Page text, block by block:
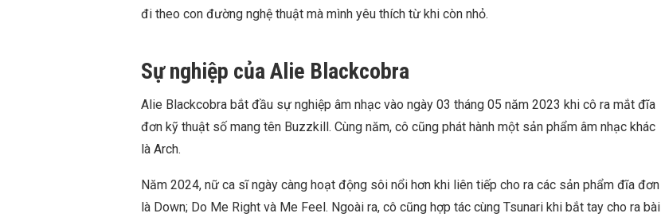
đi theo con đường nghệ thuật mà mình yêu thích từ khi còn nhỏ.
Sự nghiệp của Alie Blackcobra
Alie Blackcobra bắt đầu sự nghiệp âm nhạc vào ngày 03 tháng 05 năm 2023 khi cô ra mắt đĩa
đơn kỹ thuật số mang tên Buzzkill. Cùng năm, cô cũng phát hành một sản phẩm âm nhạc khác
là Arch.
Năm 2024, nữ ca sĩ ngày càng hoạt động sôi nổi hơn khi liên tiếp cho ra các sản phẩm đĩa đơn
là Down; Do Me Right và Me Feel. Ngoài ra, cô cũng hợp tác cùng Tsunari khi bắt tay cho ra bài